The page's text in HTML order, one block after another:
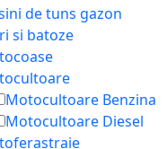
de tuns gazon
si batoze
Motocultoare Benzina
Motocultoare Diesel